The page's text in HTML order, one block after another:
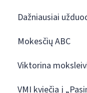
Dažniausiai
Mokesčių ABC
Viktorina
VMI kviečia į